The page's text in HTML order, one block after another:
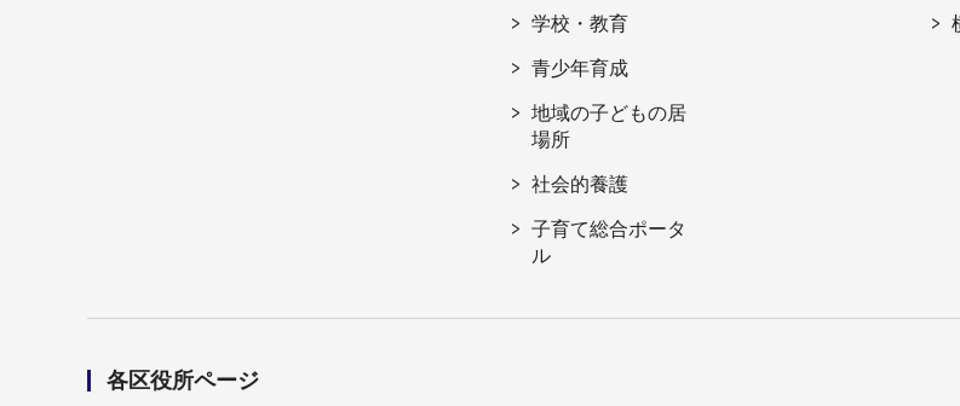
学校・教育
青少年育成
地域の子どもの居
場所
社会的養護
子育て総合ポータ
ル
各区役所ページ